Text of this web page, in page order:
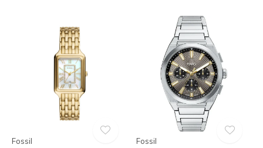
Fossil Fossil